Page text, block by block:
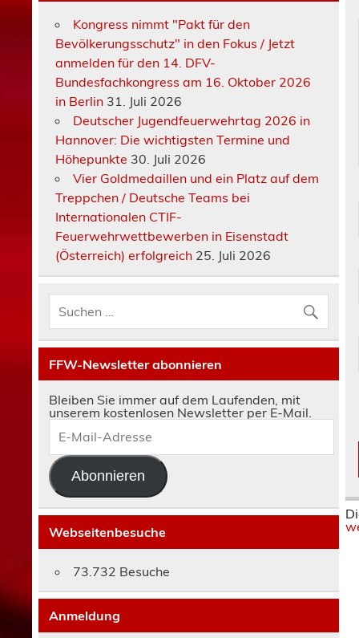
Kongress nimmt "Pakt für den
Bevölkerungsschutz" in den Fokus / Jetzt
anmelden für den 14. DFV-
Bundesfachkongress am 16. Oktober 2026
in Berlin 31. Juli 2026
Deutscher Jugendfeuerwehrtag 2026 in
Hannover: Die wichtigsten Termine und
Höhepunkte 30. Juli 2026
Vier Goldmedaillen und ein Platz auf dem
Treppchen / Deutsche Teams bei
Internationalen CTIF-
Feuerwehrwettbewerben in Eisenstadt
(Österreich) erfolgreich 25. Juli 2026
FFW-Newsletter abonnieren
Bleiben Sie immer auf dem Laufenden, mit
unserem kostenlosen Newsletter per E-Mail.
E-
Mail-
Adresse
Abonnieren
Webseitenbesuche
73.732 Besuche
Anmeldung